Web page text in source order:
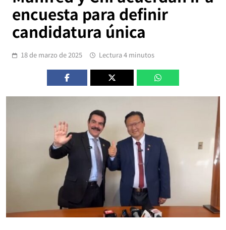
encuesta para definir
candidatura única
18 de marzo de 2025 Lectura 4 minutos